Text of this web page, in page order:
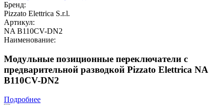
Бренд:
Pizzato Elettrica S.r.l.
Артикул:
NA B110CV-DN2
Наименование:
Модульные позиционные переключатели с
предварительной разводкой Pizzato Elettrica NA
B110CV-DN2
Подробнее